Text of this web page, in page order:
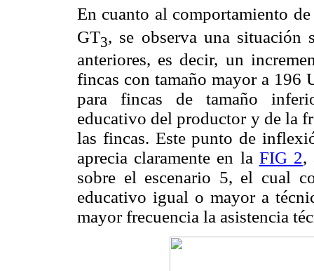
En cuanto al comportamiento
GT3, se observa una situación
anteriores, es decir, un
fincas con tamaño mayor a 196
para fincas de tamaño
educativo del productor y de la
las fincas. Este punto de
aprecia claramente en la FIG 2,
sobre el escenario 5, el cual
educativo igual o mayor a
mayor frecuencia la asistencia